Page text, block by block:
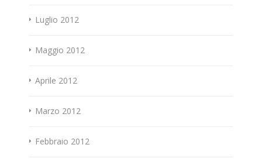
Luglio 2012
Maggio 2012
Aprile 2012
Marzo 2012
Febbraio 2012